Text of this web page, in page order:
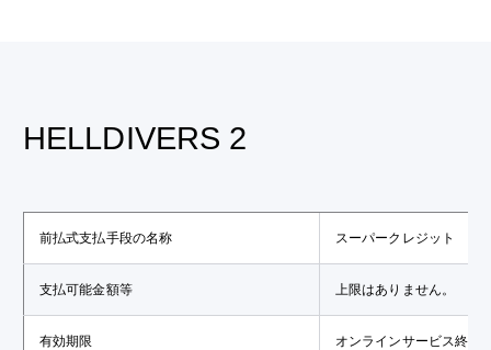
HELLDIVERS 2
前払式支払手段の名称 スーパークレジット
支払可能金額等 上限はありません。
有効期限 オンラインサービス終了